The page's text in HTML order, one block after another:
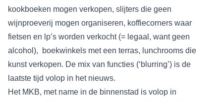
kookboeken mogen verkopen, slijters die geen
wijnproeverij mogen organiseren, koffiecorners waar
fietsen en lp’s worden verkocht (= legaal, want geen
alcohol), boekwinkels met een terras, lunchrooms die
kunst verkopen. De mix van functies (‘blurring’) is de
laatste tijd volop in het nieuws.
Het MKB, met name in de binnenstad is volop in